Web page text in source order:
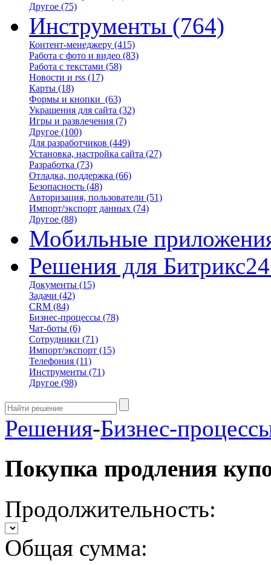
Другое (75)
Инструменты (764)
Контент-менеджеру (415)
Работа с фото и видео (83)
Работа с текстами (58)
Новости и rss (17)
Карты (18)
Формы и кнопки (63)
Украшения для сайта (32)
Игры и развлечения (7)
Другое (100)
Для разработчиков (449)
Установка, настройка сайта (27)
Разработка (73)
Отладка, поддержка (66)
Безопасность (48)
Авторизация, пользователи (51)
Импорт/экспорт данных (74)
Другое (88)
Мобильные
Решения для Битрикс24
Документы (15)
Задачи (42)
CRM (84)
Бизнес-процессы (78)
Чат-боты (6)
Сотрудники (71)
Импорт/экспорт (15)
Телефония (11)
Инструменты (71)
Другое (98)
Решения-Бизнес-
Покупка продления
Продолжительность:
Общая сумма: